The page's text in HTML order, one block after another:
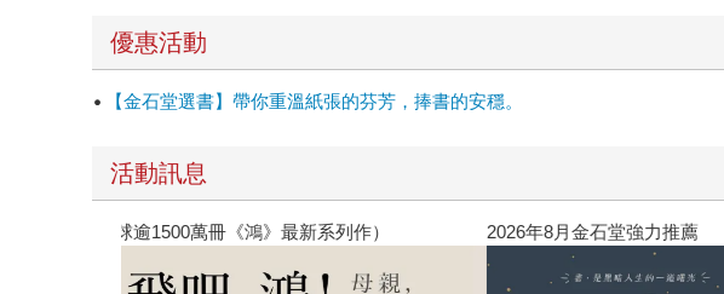
優惠活動
【金石堂選書】帶你重溫紙張的芬芳，捧書的安穩。
活動訊息
國（暢銷全球逾1500萬冊《鴻》最新系列作） 2026年8月金石堂強力推薦